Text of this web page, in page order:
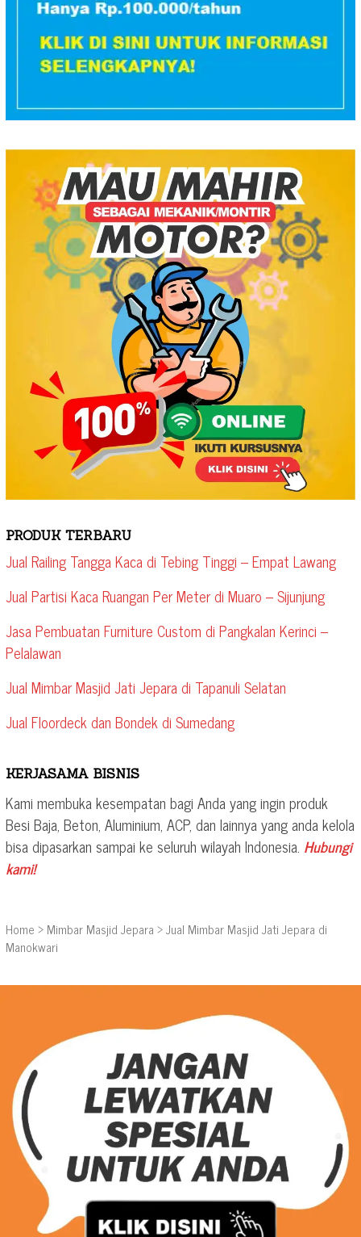
PRODUK TERBARU
Jual Railing Tangga Kaca di Tebing Tinggi – Empat Lawang
Jual Partisi Kaca Ruangan Per Meter di Muaro – Sijunjung
Jasa Pembuatan Furniture Custom di Pangkalan Kerinci –
Pelalawan
Jual Mimbar Masjid Jati Jepara di Tapanuli Selatan
Jual Floordeck dan Bondek di Sumedang
KERJASAMA BISNIS
Kami membuka kesempatan bagi Anda yang ingin produk
Besi Baja, Beton, Aluminium, ACP, dan lainnya yang anda kelola
bisa dipasarkan sampai ke seluruh wilayah Indonesia. Hubungi
kami!
Home > Mimbar Masjid Jepara >Jual Mimbar Masjid Jati Jepara di
Manokwari